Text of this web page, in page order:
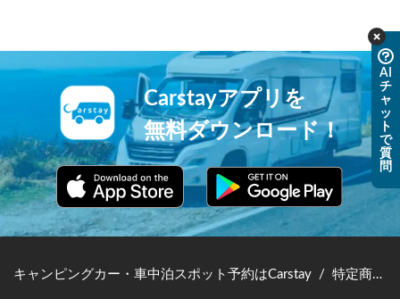
AI
チ
ャ
ッ
ト
で
質
問
Carstayアプリを
無料ダウンロード！
キャンピングカー・車中泊スポット予約はCarstay / 特定商取引法に基づく表示